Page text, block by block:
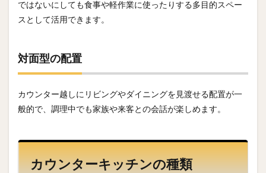
ではないにしても食事や軽作業に使ったりする多目的スペー
スとして活用できます。
対面型の配置
カウンター越しにリビングやダイニングを見渡せる配置が一
般的で、調理中でも家族や来客との会話が楽しめます。
カウンターキッチンの種類